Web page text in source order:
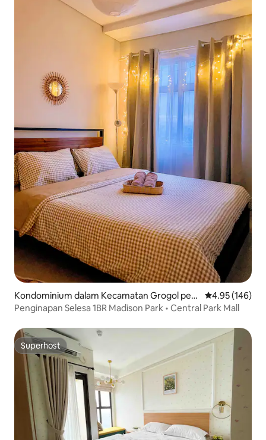
Kondominium dalam Kecamatan Grogol peta
mburan
Penarafan
4.95 (146)
Penginapan Selesa 1BR Madison Park • Central Park Mall
Superhost
Superhost